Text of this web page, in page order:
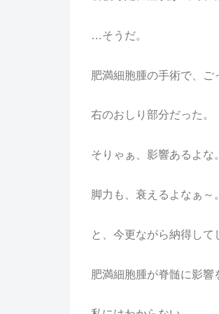
…そうだ。
肥満細胞腫の手術で、
右のおしり部分だった。
そりゃぁ、影響あるよな。
脚力も、衰えるよなぁ～。
と、今更ながら納得して
肥満細胞腫が脊髄に影響